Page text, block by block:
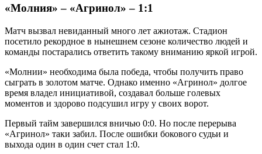
«Молния» – «Агринол» – 1:1
Матч вызвал невиданный много лет ажиотаж. Стадион
посетило рекордное в нынешнем сезоне количество людей и
команды постарались ответить такому вниманию яркой игрой.
«Молнии» необходима была победа, чтобы получить право
сыграть в золотом матче. Однако именно «Агринол» долгое
время владел инициативой, создавал больше голевых
моментов и здорово подсушил игру у своих ворот.
Первый тайм завершился вничью 0:0. Но после перерыва
«Агринол» таки забил. После ошибки бокового судьи и
выхода один в один счет стал 1:0.